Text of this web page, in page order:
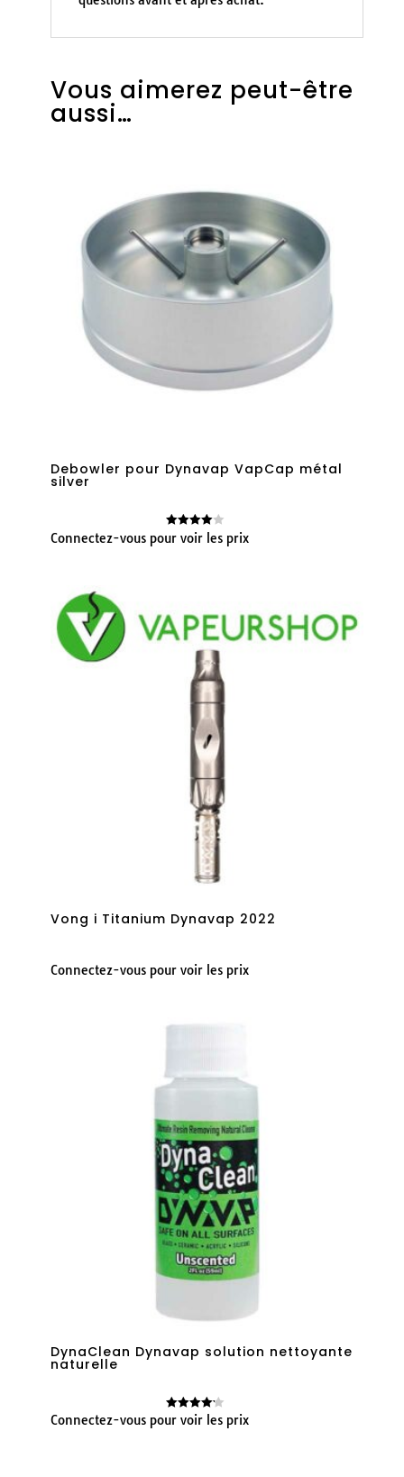
Vous aimerez peut-être
aussi…
Debowler pour Dynavap VapCap métal
silver
Note
4.00
Connectez-vous pour voir les prix
Vong i Titanium Dynavap 2022
Connectez-vous pour voir les prix
DynaClean Dynavap solution nettoyante
naturelle
Note
Connectez-vous pour voir les prix